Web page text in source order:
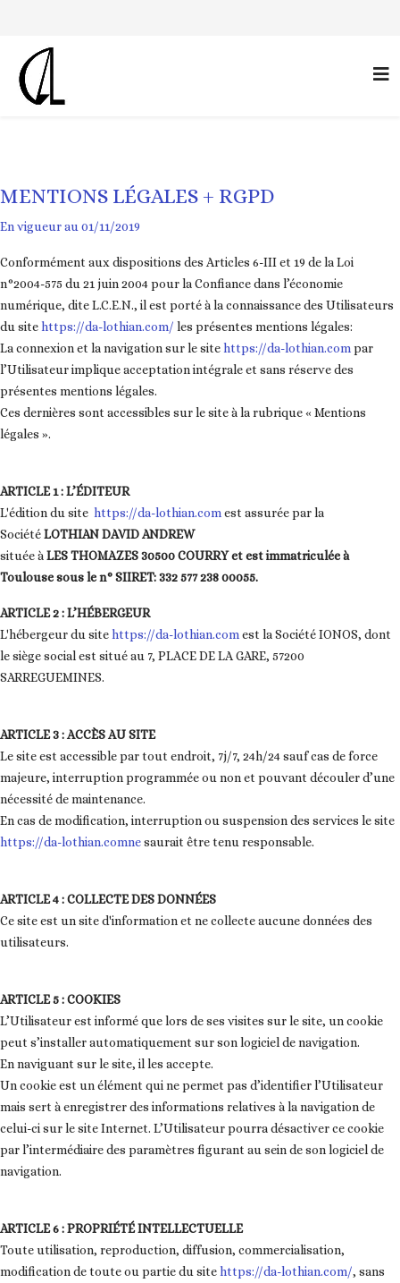
MENTIONS LÉGALES + RGPD
En vigueur au 01/11/2019
Conformément aux dispositions des Articles 6-III et 19 de la Loi
n°2004-575 du 21 juin 2004 pour la Confiance dans l’économie
numérique, dite L.C.E.N., il est porté à la connaissance des Utilisateurs
du sitehttps://da-lothian.com/ les présentes mentions légales:
La connexion et la navigation sur le sitehttps://da-lothian.com par
l’Utilisateur implique acceptation intégrale et sans réserve des
présentes mentions légales.
Ces dernières sont accessibles sur le site à la rubrique « Mentions
légales ».
ARTICLE 1 : L’ÉDITEUR
L'édition du site https://da-lothian.com est assurée par la
SociétéLOTHIAN DAVID ANDREW
située àLES THOMAZES 30500 COURRY et est immatriculée à
Toulouse sous le n° SIIRET: 332 577 238 00055.
ARTICLE 2 : L’HÉBERGEUR
L'hébergeur du sitehttps://da-lothian.com est la Société IONOS, dont
le siège social est situé au 7, PLACE DE LA GARE, 57200
SARREGUEMINES.
ARTICLE 3 : ACCÈS AU SITE
Le site est accessible par tout endroit, 7j/7, 24h/24 sauf cas de force
majeure, interruption programmée ou non et pouvant découler d’une
nécessité de maintenance.
En cas de modification, interruption ou suspension des services le site
https://da-lothian.comnesaurait être tenu responsable.
ARTICLE 4 : COLLECTE DES DONNÉES
Ce site est un site d'information et ne collecte aucune données des
utilisateurs.
ARTICLE 5 : COOKIES
L’Utilisateur est informé que lors de ses visites sur le site, un cookie
peut s’installer automatiquement sur son logiciel de navigation.
En naviguant sur le site, il les accepte.
Un cookie est un élément qui ne permet pas d’identifier l’Utilisateur
mais sert à enregistrer des informations relatives à la navigation de
celui-ci sur le site Internet. L’Utilisateur pourra désactiver ce cookie
par l’intermédiaire des paramètres figurant au sein de son logiciel de
navigation.
ARTICLE 6 : PROPRIÉTÉ INTELLECTUELLE
Toute utilisation, reproduction, diffusion, commercialisation,
modification de toute ou partie du sitehttps://da-lothian.com/, sans